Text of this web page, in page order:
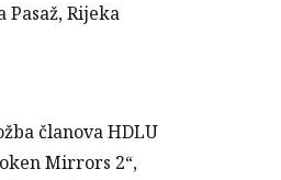
Pasaž, Rijeka
članova HDLU
Mirrors 2“,